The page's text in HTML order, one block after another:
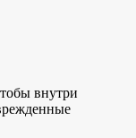
внутри